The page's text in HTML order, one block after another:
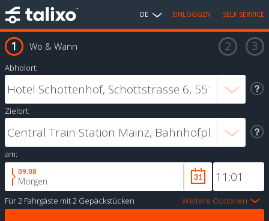
DE EINLOGGEN SELF SERVICE
Wo & Wann
Abholort:
Zielort:
am:
09.08
Morgen
Für2 Fahrgäste mit2 Gepäckstücken Weitere Optionen